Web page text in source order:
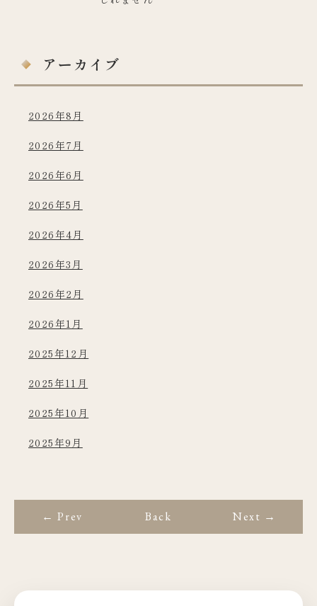
アーカイブ
2026年8月
2026年7月
2026年6月
2026年5月
2026年4月
2026年3月
2026年2月
2026年1月
2025年12月
2025年11月
2025年10月
2025年9月
← Prev Back Next →